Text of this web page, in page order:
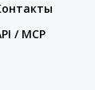
/ MCP